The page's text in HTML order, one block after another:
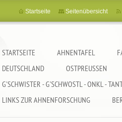
STARTSEITE AHNENTAFEL
DEUTSCHLAND
OSTPREUSSEN
G'SCHWISTER - G'SCHWOSTL - ONKL -
LINKS ZUR AHNENFORSCHUNG
Startseite Seitenübersicht